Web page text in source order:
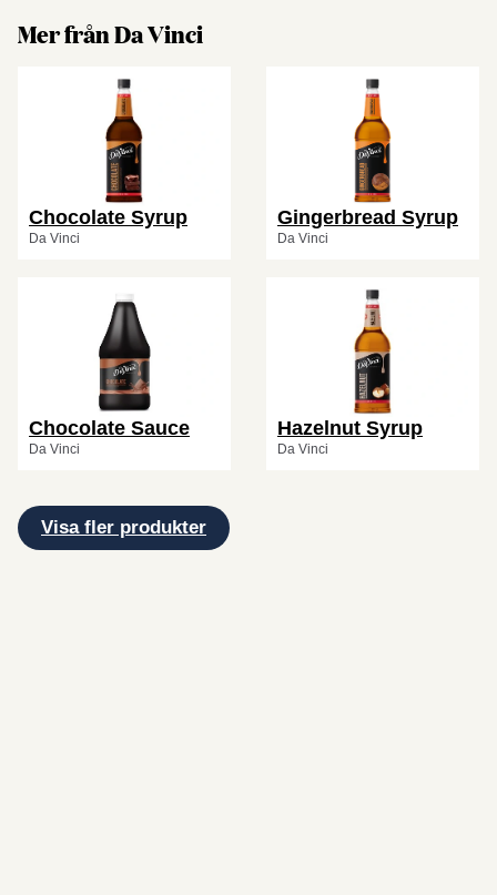
Mer från Da Vinci
Chocolate Syrup
Da Vinci
Gingerbread Syrup
Da Vinci
Chocolate Sauce
Da Vinci
Hazelnut Syrup
Da Vinci
Visa fler produkter